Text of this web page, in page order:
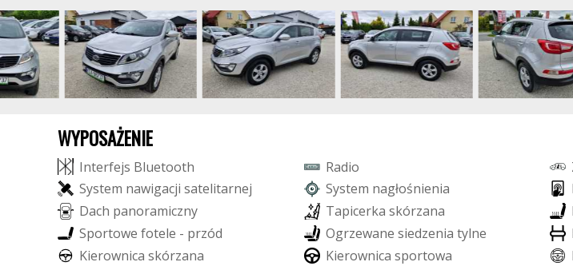
WYPOSAŻENIE
Interfejs Bluetooth Radio
System nawigacji satelitarnej System nagłośnienia
Dach panoramiczny Tapicerka skórzana
Sportowe fotele - przód Ogrzewane siedzenia tylne
Kierownica skórzana Kierownica sportowa